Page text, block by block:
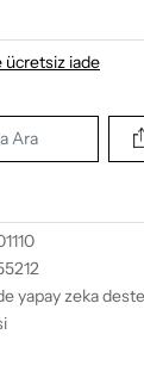
ücretsiz iade
Ara
yapay zeka